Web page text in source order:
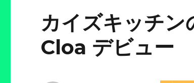
カイズキッチ
Cloa デビュー